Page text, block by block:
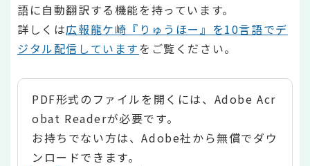
語に自動翻訳する機能を持っています。
詳しくは広報龍ケ崎『りゅうほー』を10言語でデ
ジタル配信していますをご覧ください。
PDF形式のファイルを開くには、Adobe Acr
obat Readerが必要です。
お持ちでない方は、Adobe社から無償でダウ
ンロードできます。